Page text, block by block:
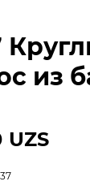
из
UZS